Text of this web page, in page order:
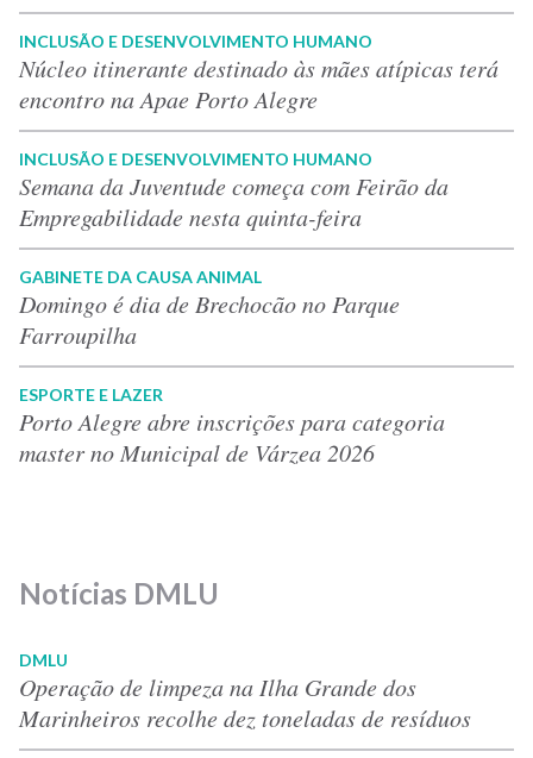
INCLUSÃO E DESENVOLVIMENTO HUMANO
Núcleo itinerante destinado às mães atípicas terá
encontro na Apae Porto Alegre
INCLUSÃO E DESENVOLVIMENTO HUMANO
Semana da Juventude começa com Feirão da
Empregabilidade nesta quinta-feira
GABINETE DA CAUSA ANIMAL
Domingo é dia de Brechocão no Parque
Farroupilha
ESPORTE E LAZER
Porto Alegre abre inscrições para categoria
master no Municipal de Várzea 2026
Notícias DMLU
DMLU
Operação de limpeza na Ilha Grande dos
Marinheiros recolhe dez toneladas de resíduos